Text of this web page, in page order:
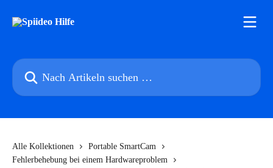
Nach Artikeln suchen …
Alle Kollektionen
Portable SmartCam
Fehlerbehebung bei einem Hardwareproblem